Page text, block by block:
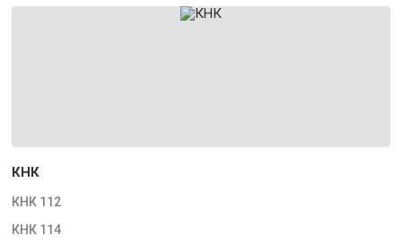
КНК
КНК 112
КНК 114